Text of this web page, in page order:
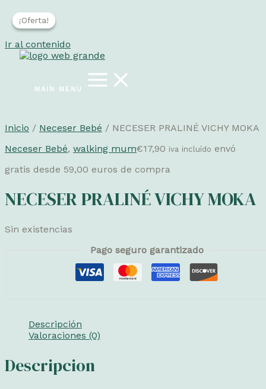
Ir al contenido
MAIN MENU
Inicio / Neceser Bebé / NECESER PRALINÉ VICHY MOKA
Neceser Bebé, walking mum€17,90 iva incluído envó
gratis desde 59,00 euros de compra
NECESER PRALINÉ VICHY MOKA
Sin existencias
Pago seguro garantizado
Descripción
Valoraciones (0)
Descripcion
¡Oferta!
¡Oferta!